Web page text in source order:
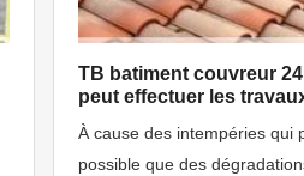
TB batiment couvreur
peut effectuer les
À cause des intempéries qui
possible que des